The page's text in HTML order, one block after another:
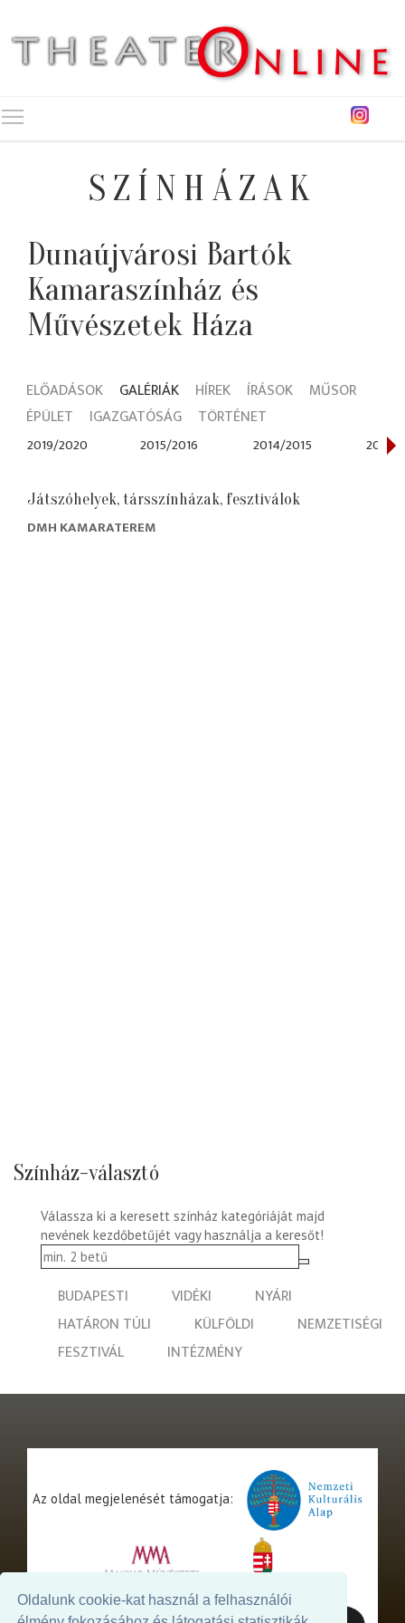
Oldalunk cookie-kat használ a felhasználói
SZÍNHÁZAK
Dunaújvárosi Bartók
Kamaraszínház és
Művészetek Háza
ELŐADÁSOK GALÉRIÁK HÍREK ÍRÁSOK
MŰSOR
ÉPÜLET
IGAZGATÓSÁG TÖRTÉNET
2019/2020 2015/2016 2014/2015 2012/
Játszóhelyek, társszínházak, fesztiválok
DMH KAMARATEREM
Színház-választó
Válassza ki a keresett színház kategóriáját majd
nevének kezdőbetűjét vagy használja a keresőt!
BUDAPESTI VIDÉKI
NYÁRI
HATÁRON TÚLI
KÜLFÖLDI
NEMZETISÉGI
FESZTIVÁL
INTÉZMÉNY
Az oldal megjelenését támogatja: